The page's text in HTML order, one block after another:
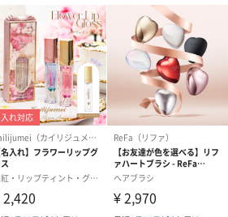
麦わらパンダバウム
（バナナ味）（540円）
3層デザート
ェ〜国産フル
り〜 3号（864